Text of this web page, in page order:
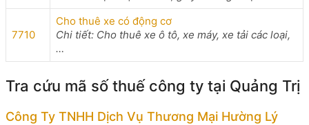
7710
Cho thuê xe có động cơ
Chi tiết: Cho thuê xe ô tô, xe máy, xe tải các loại,
…
Tra cứu mã số thuế công ty tại Quảng Trị
Công Ty TNHH Dịch Vụ Thương Mại Hường Lý